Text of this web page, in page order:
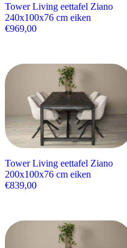
Tower Living eettafel Ziano
240x100x76 cm eiken
€969,00
Tower Living eettafel Ziano
200x100x76 cm eiken
€839,00